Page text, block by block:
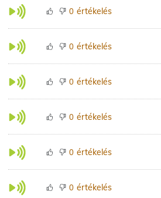
0 értékelés
0 értékelés
0 értékelés
0 értékelés
0 értékelés
0 értékelés